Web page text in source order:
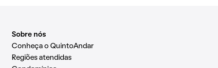
Sobre nós
Conheça o QuintoAndar
Regiões atendidas